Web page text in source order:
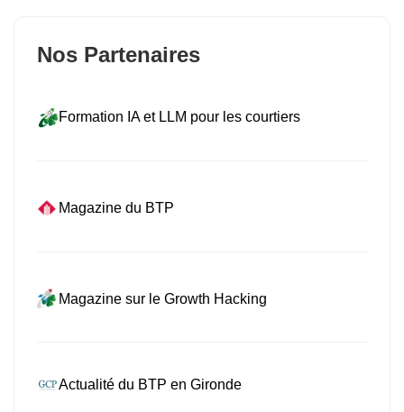
Nos Partenaires
Formation IA et LLM pour les courtiers
Magazine du BTP
Magazine sur le Growth Hacking
Actualité du BTP en Gironde